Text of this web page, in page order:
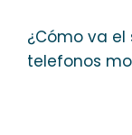
¿Cómo va
telefonos